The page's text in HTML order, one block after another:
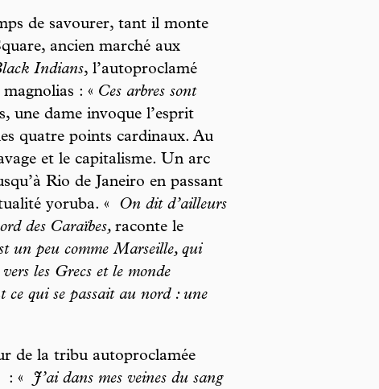
de savourer, tant il monte
ancien marché aux
Indians, l’autoproclamé
: « Ces arbres sont
une dame invoque l’esprit
quatre points cardinaux. Au
et le capitalisme. Un arc
Rio de Janeiro en passant
yoruba. «
On dit d’ailleurs
des Caraïbes, raconte le
un peu comme Marseille, qui
les Grecs et le monde
ce qui se passait au nord : une
de la tribu autoproclamée
: « J’ai dans mes veines du sang